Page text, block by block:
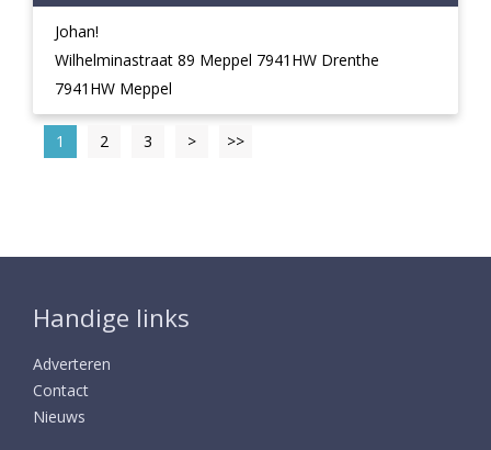
Johan!
Wilhelminastraat 89 Meppel 7941HW Drenthe
7941HW Meppel
1 2 3 > >>
Handige links
Adverteren
Contact
Nieuws